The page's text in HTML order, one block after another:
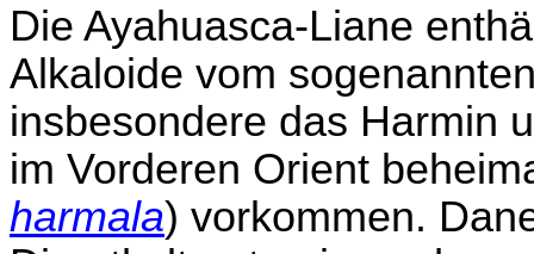
Die Ayahuasca-Liane
Alkaloide vom
insbesondere das Harmin
im Vorderen Orient
harmala) vorkommen.